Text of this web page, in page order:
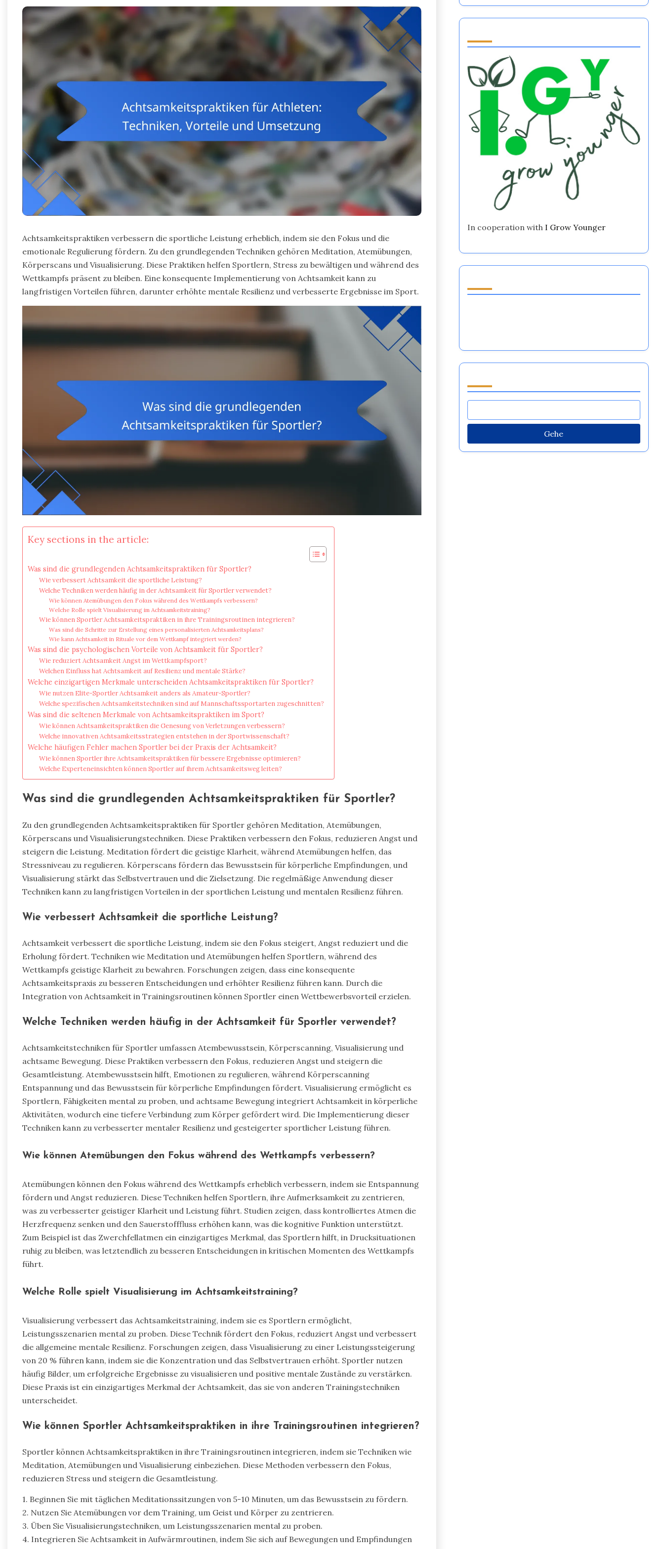
Achtsamkeitspraktiken verbessern die sportliche Leistung erheblich, indem sie den Fokus und die
emotionale Regulierung fördern. Zu den grundlegenden Techniken gehören Meditation, Atemübungen,
Körperscans und Visualisierung. Diese Praktiken helfen Sportlern, Stress zu bewältigen und während des
Wettkampfs präsent zu bleiben. Eine konsequente Implementierung von Achtsamkeit kann zu
langfristigen Vorteilen führen, darunter erhöhte mentale Resilienz und verbesserte Ergebnisse im Sport.
Key sections in the article:
Was sind die grundlegenden Achtsamkeitspraktiken für Sportler?
Wie verbessert Achtsamkeit die sportliche Leistung?
Welche Techniken werden häufig in der Achtsamkeit für Sportler verwendet?
Wie können Atemübungen den Fokus während des Wettkampfs verbessern?
Welche Rolle spielt Visualisierung im Achtsamkeitstraining?
Wie können Sportler Achtsamkeitspraktiken in ihre Trainingsroutinen integrieren?
Was sind die Schritte zur Erstellung eines personalisierten Achtsamkeitsplans?
Wie kann Achtsamkeit in Rituale vor dem Wettkampf integriert werden?
Was sind die psychologischen Vorteile von Achtsamkeit für Sportler?
Wie reduziert Achtsamkeit Angst im Wettkampfsport?
Welchen Einfluss hat Achtsamkeit auf Resilienz und mentale Stärke?
Welche einzigartigen Merkmale unterscheiden Achtsamkeitspraktiken für Sportler?
Wie nutzen Elite-Sportler Achtsamkeit anders als Amateur-Sportler?
Welche spezifischen Achtsamkeitstechniken sind auf Mannschaftssportarten zugeschnitten?
Was sind die seltenen Merkmale von Achtsamkeitspraktiken im Sport?
Wie können Achtsamkeitspraktiken die Genesung von Verletzungen verbessern?
Welche innovativen Achtsamkeitsstrategien entstehen in der Sportwissenschaft?
Welche häufigen Fehler machen Sportler bei der Praxis der Achtsamkeit?
Wie können Sportler ihre Achtsamkeitspraktiken für bessere Ergebnisse optimieren?
Welche Experteneinsichten können Sportler auf ihrem Achtsamkeitsweg leiten?
Was sind die grundlegenden Achtsamkeitspraktiken für Sportler?
Zu den grundlegenden Achtsamkeitspraktiken für Sportler gehören Meditation, Atemübungen,
Körperscans und Visualisierungstechniken. Diese Praktiken verbessern den Fokus, reduzieren Angst und
steigern die Leistung. Meditation fördert die geistige Klarheit, während Atemübungen helfen, das
Stressniveau zu regulieren. Körperscans fördern das Bewusstsein für körperliche Empfindungen, und
Visualisierung stärkt das Selbstvertrauen und die Zielsetzung. Die regelmäßige Anwendung dieser
Techniken kann zu langfristigen Vorteilen in der sportlichen Leistung und mentalen Resilienz führen.
Wie verbessert Achtsamkeit die sportliche Leistung?
Achtsamkeit verbessert die sportliche Leistung, indem sie den Fokus steigert, Angst reduziert und die
Erholung fördert. Techniken wie Meditation und Atemübungen helfen Sportlern, während des
Wettkampfs geistige Klarheit zu bewahren. Forschungen zeigen, dass eine konsequente
Achtsamkeitspraxis zu besseren Entscheidungen und erhöhter Resilienz führen kann. Durch die
Integration von Achtsamkeit in Trainingsroutinen können Sportler einen Wettbewerbsvorteil erzielen.
Welche Techniken werden häufig in der Achtsamkeit für Sportler verwendet?
Achtsamkeitstechniken für Sportler umfassen Atembewusstsein, Körperscanning, Visualisierung und
achtsame Bewegung. Diese Praktiken verbessern den Fokus, reduzieren Angst und steigern die
Gesamtleistung. Atembewusstsein hilft, Emotionen zu regulieren, während Körperscanning
Entspannung und das Bewusstsein für körperliche Empfindungen fördert. Visualisierung ermöglicht es
Sportlern, Fähigkeiten mental zu proben, und achtsame Bewegung integriert Achtsamkeit in körperliche
Aktivitäten, wodurch eine tiefere Verbindung zum Körper gefördert wird. Die Implementierung dieser
Techniken kann zu verbesserter mentaler Resilienz und gesteigerter sportlicher Leistung führen.
Wie können Atemübungen den Fokus während des Wettkampfs verbessern?
Atemübungen können den Fokus während des Wettkampfs erheblich verbessern, indem sie Entspannung
fördern und Angst reduzieren. Diese Techniken helfen Sportlern, ihre Aufmerksamkeit zu zentrieren,
was zu verbesserter geistiger Klarheit und Leistung führt. Studien zeigen, dass kontrolliertes Atmen die
Herzfrequenz senken und den Sauerstofffluss erhöhen kann, was die kognitive Funktion unterstützt.
Zum Beispiel ist das Zwerchfellatmen ein einzigartiges Merkmal, das Sportlern hilft, in Drucksituationen
ruhig zu bleiben, was letztendlich zu besseren Entscheidungen in kritischen Momenten des Wettkampfs
führt.
Welche Rolle spielt Visualisierung im Achtsamkeitstraining?
Visualisierung verbessert das Achtsamkeitstraining, indem sie es Sportlern ermöglicht,
Leistungsszenarien mental zu proben. Diese Technik fördert den Fokus, reduziert Angst und verbessert
die allgemeine mentale Resilienz. Forschungen zeigen, dass Visualisierung zu einer Leistungssteigerung
von 20 % führen kann, indem sie die Konzentration und das Selbstvertrauen erhöht. Sportler nutzen
häufig Bilder, um erfolgreiche Ergebnisse zu visualisieren und positive mentale Zustände zu verstärken.
Diese Praxis ist ein einzigartiges Merkmal der Achtsamkeit, das sie von anderen Trainingstechniken
unterscheidet.
Wie können Sportler Achtsamkeitspraktiken in ihre Trainingsroutinen integrieren?
Sportler können Achtsamkeitspraktiken in ihre Trainingsroutinen integrieren, indem sie Techniken wie
Meditation, Atemübungen und Visualisierung einbeziehen. Diese Methoden verbessern den Fokus,
reduzieren Stress und steigern die Gesamtleistung.
1. Beginnen Sie mit täglichen Meditationssitzungen von 5-10 Minuten, um das Bewusstsein zu fördern.
2. Nutzen Sie Atemübungen vor dem Training, um Geist und Körper zu zentrieren.
3. Üben Sie Visualisierungstechniken, um Leistungsszenarien mental zu proben.
4. Integrieren Sie Achtsamkeit in Aufwärmroutinen, indem Sie sich auf Bewegungen und Empfindungen
In cooperation with I Grow Younger
Gehe